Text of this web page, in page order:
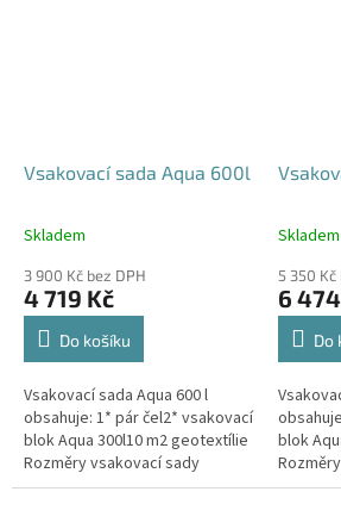
Vsakovací sada Aqua 600l
Průměrné
produktu
je
5,0
hvězdiček.
Skladem
3 900 Kč bez DPH
4 719 Kč
Do košíku
Vsakovací sada Aqua 600 l
obsahuje: 1* pár čel2* vsakovací
blok Aqua 300l10 m2 geotextílie
Rozměry vsakovací sady
240x80x52 cm Nesedí vám
Průměrné
produktu
je
5,0
Skladem
5 350 Kč
6
Do
blok